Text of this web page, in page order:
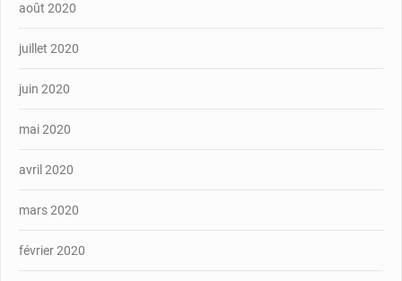
août 2020
juillet 2020
juin 2020
mai 2020
avril 2020
mars 2020
février 2020